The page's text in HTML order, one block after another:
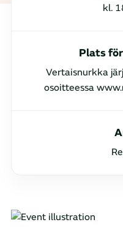
kl.
Plats
Vertaisnurkka
osoitteessa